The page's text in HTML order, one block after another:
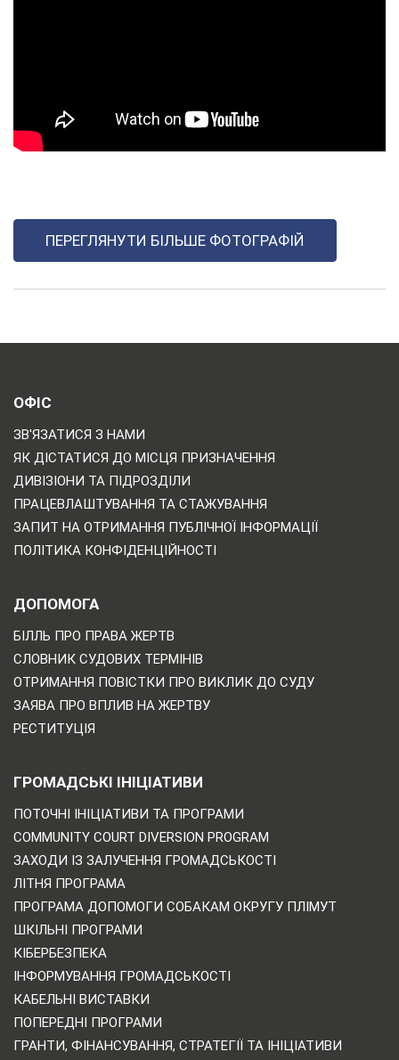
ПЕРЕГЛЯНУТИ БІЛЬШЕ ФОТОГРАФІЙ
ОФІС
ЗВ'ЯЗАТИСЯ З НАМИ
ЯК ДІСТАТИСЯ ДО МІСЦЯ ПРИЗНАЧЕННЯ
ДИВІЗІОНИ ТА ПІДРОЗДІЛИ
ПРАЦЕВЛАШТУВАННЯ ТА СТАЖУВАННЯ
ЗАПИТ НА ОТРИМАННЯ ПУБЛІЧНОЇ ІНФОРМАЦІЇ
ПОЛІТИКА КОНФІДЕНЦІЙНОСТІ
ДОПОМОГА
БІЛЛЬ ПРО ПРАВА ЖЕРТВ
СЛОВНИК СУДОВИХ ТЕРМІНІВ
ОТРИМАННЯ ПОВІСТКИ ПРО ВИКЛИК ДО СУДУ
ЗАЯВА ПРО ВПЛИВ НА ЖЕРТВУ
РЕСТИТУЦІЯ
ГРОМАДСЬКІ ІНІЦІАТИВИ
ПОТОЧНІ ІНІЦІАТИВИ ТА ПРОГРАМИ
COMMUNITY COURT DIVERSION PROGRAM
ЗАХОДИ ІЗ ЗАЛУЧЕННЯ ГРОМАДСЬКОСТІ
ЛІТНЯ ПРОГРАМА
ПРОГРАМА ДОПОМОГИ СОБАКАМ ОКРУГУ ПЛІМУТ
ШКІЛЬНІ ПРОГРАМИ
КІБЕРБЕЗПЕКА
ІНФОРМУВАННЯ ГРОМАДСЬКОСТІ
КАБЕЛЬНІ ВИСТАВКИ
ПОПЕРЕДНІ ПРОГРАМИ
ГРАНТИ, ФІНАНСУВАННЯ, СТРАТЕГІЇ ТА ІНІЦІАТИВИ